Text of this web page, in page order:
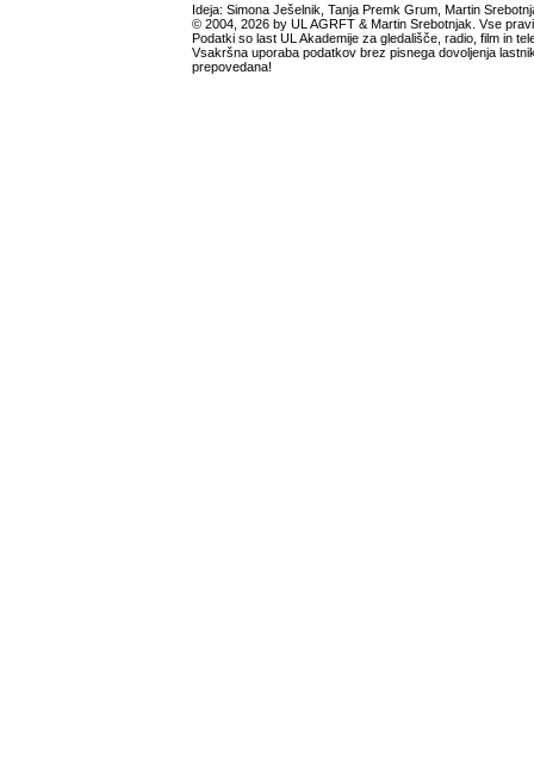
Ideja: Simona Ješelnik, Tanja Premk Grum, Martin
© 2004, 2026 by UL AGRFT & Martin Srebotnjak. Vse
Podatki so last UL Akademije za gledališče, radio, film in
Vsakršna uporaba podatkov brez pisnega dovoljenja
prepovedana!